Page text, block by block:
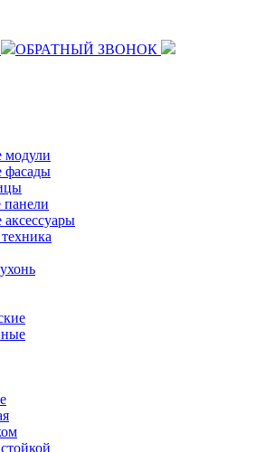
ОБРАТНЫЙ ЗВОНОК
модули
фасады